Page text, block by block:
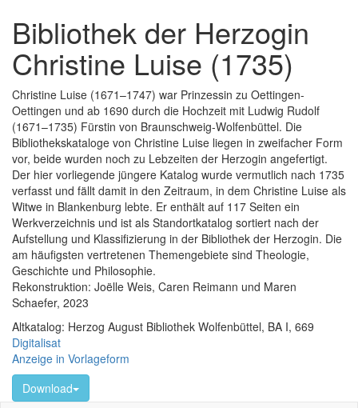
Bibliothek der Herzogin
Christine Luise (1735)
Christine Luise (1671–1747) war Prinzessin zu Oettingen-
Oettingen und ab 1690 durch die Hochzeit mit Ludwig Rudolf
(1671–1735) Fürstin von Braunschweig-Wolfenbüttel. Die
Bibliothekskataloge von Christine Luise liegen in zweifacher Form
vor, beide wurden noch zu Lebzeiten der Herzogin angefertigt.
Der hier vorliegende jüngere Katalog wurde vermutlich nach 1735
verfasst und fällt damit in den Zeitraum, in dem Christine Luise als
Witwe in Blankenburg lebte. Er enthält auf 117 Seiten ein
Werkverzeichnis und ist als Standortkatalog sortiert nach der
Aufstellung und Klassifizierung in der Bibliothek der Herzogin. Die
am häufigsten vertretenen Themengebiete sind Theologie,
Geschichte und Philosophie.
Rekonstruktion: Joëlle Weis, Caren Reimann und Maren
Schaefer, 2023
Altkatalog: Herzog August Bibliothek Wolfenbüttel, BA I, 669
Digitalisat
Anzeige in Vorlageform
Download